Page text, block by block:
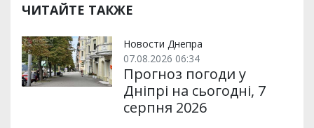
ЧИТАЙТЕ ТАКЖЕ
Новости Днепра
07.08.2026 06:34
Прогноз погоди у
Дніпрі на сьогодні, 7
серпня 2026